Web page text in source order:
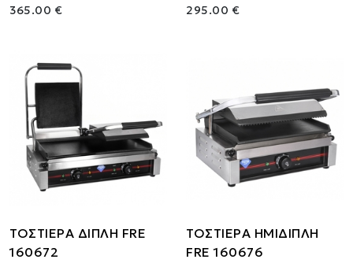
365.00 € 295.00 €
ΤΟΣΤΙΕΡΑ ΔΙΠΛΗ FRE
160672
ΤΟΣΤΙΕΡΑ ΗΜΙΔΙΠΛΗ
FRE 160676